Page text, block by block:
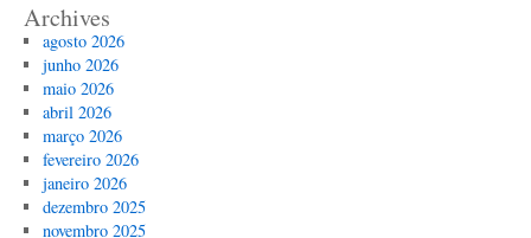
Archives
agosto 2026
junho 2026
maio 2026
abril 2026
março 2026
fevereiro 2026
janeiro 2026
dezembro 2025
novembro 2025